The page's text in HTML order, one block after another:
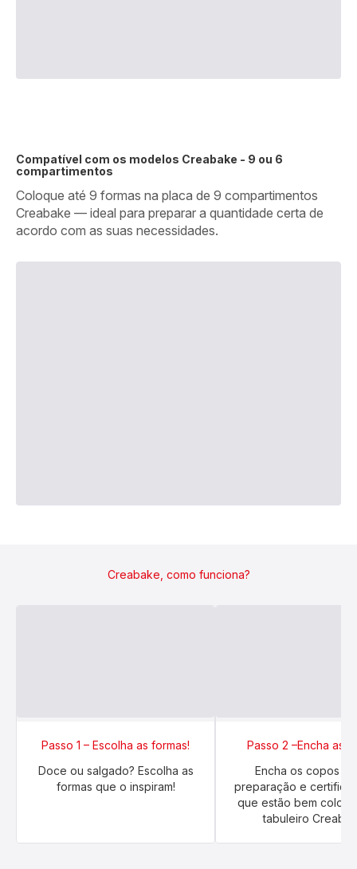
Compatível com os modelos Creabake - 9 ou 6
compartimentos
Coloque até 9 formas na placa de 9 compartimentos
Creabake — ideal para preparar a quantidade certa de
acordo com as suas necessidades.
Creabake, como funciona?
Passo 1 – Escolha as formas!
Doce ou salgado? Escolha as
formas que o inspiram!
Passo 2 –Encha as
Encha os copos
preparação e
que estão bem
tabuleiro